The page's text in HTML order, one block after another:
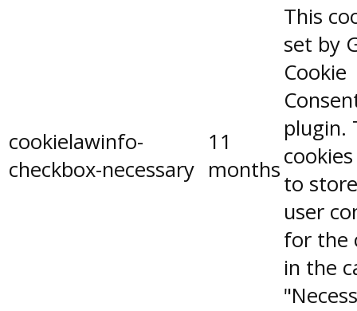
cookielawinfo-
checkbox-necessary
11
months
This
set by
Cookie
plugin.
to
user
for the
in the